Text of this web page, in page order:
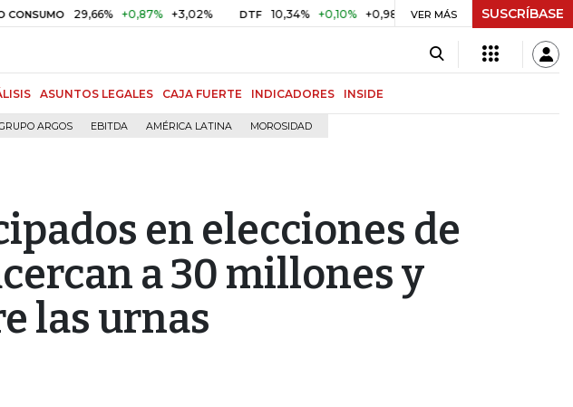
29,66% +0,87% +3,02% DTF 10,34% +0,10% +0,98% UVR $ 416,86 +$ 0,05 +0,01%
VER MÁS SUSCRÍBASE
ASUNTOS LEGALES CAJA FUERTE INDICADORES INSIDE
ARGOS EBITDA AMÉRICA LATINA MOROSIDAD
en elecciones de
a 30 millones y
las urnas